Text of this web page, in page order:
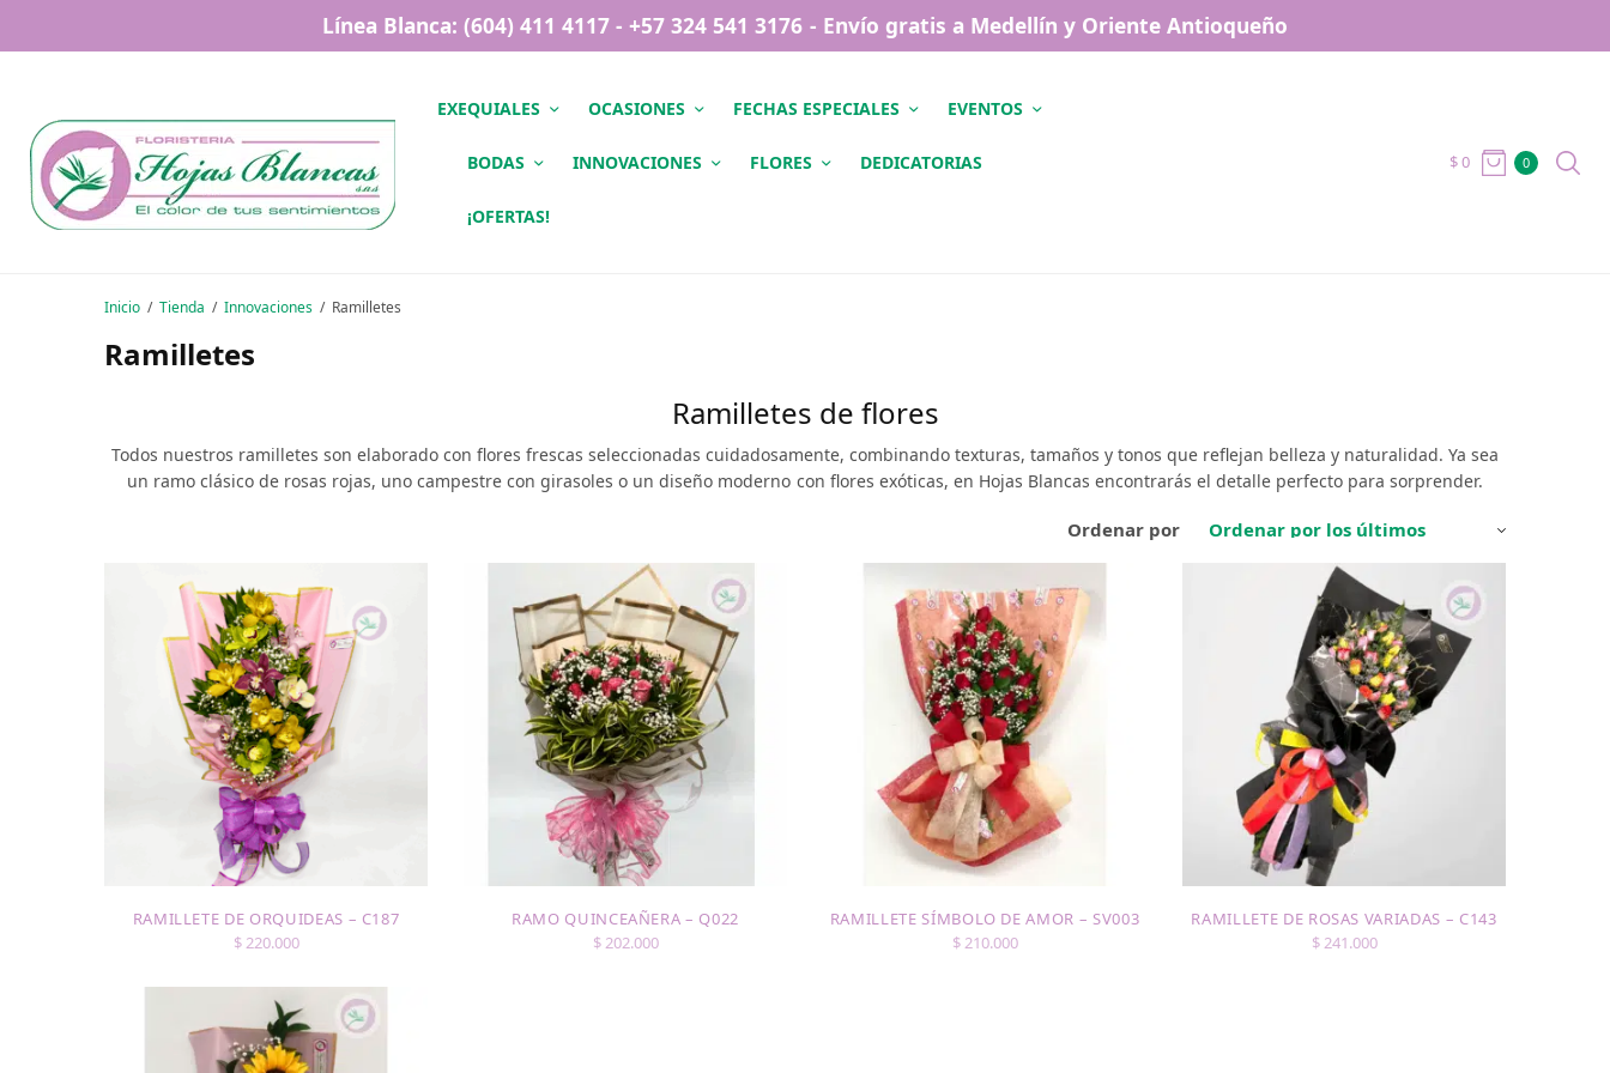
Línea Blanca: (604) 411 4117 - +57 324 541 3176 - Envío gratis a Medellín y Oriente Antioqueño
EXEQUIALES OCASIONES FECHAS ESPECIALES EVENTOS
BODAS INNOVACIONES FLORES DEDICATORIAS
¡OFERTAS!
$0 0
Inicio / Tienda / Innovaciones / Ramilletes
Ramilletes
Ramilletes de flores
Todos nuestros ramilletes son elaborado con flores frescas seleccionadas cuidadosamente, combinando texturas, tamaños y tonos que reflejan belleza y naturalidad. Ya sea
un ramo clásico de rosas rojas, uno campestre con girasoles o un diseño moderno con flores exóticas, en Hojas Blancas encontrarás el detalle perfecto para sorprender.
Ordenar por
RAMILLETE DE ORQUIDEAS – C187
$220.000
RAMO QUINCEAÑERA – Q022
$202.000
RAMILLETE SÍMBOLO DE AMOR – SV003
$210.000
RAMILLETE DE ROSAS VARIADAS – C143
$241.000